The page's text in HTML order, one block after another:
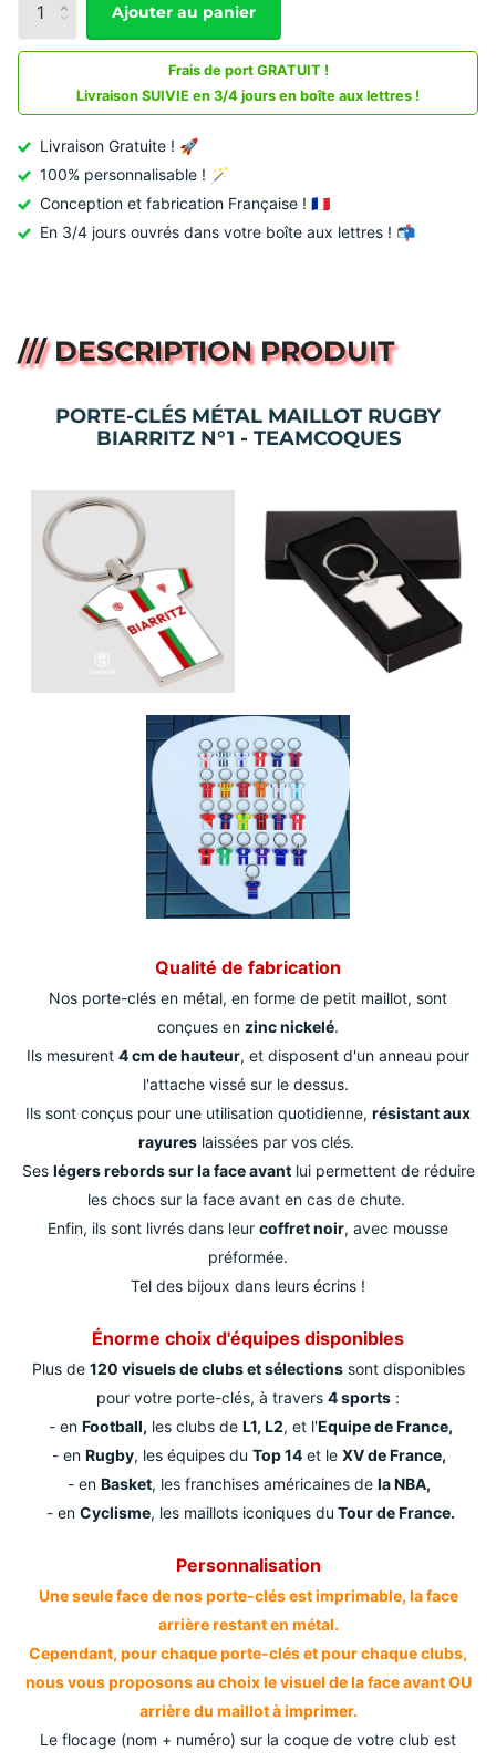
Ajouter au panier
Frais de port GRATUIT !
Livraison SUIVIE en 3/4 jours en boîte aux lettres !
Livraison Gratuite ! 🚀
100% personnalisable ! 🪄
Conception et fabrication Française ! 🇫🇷
En 3/4 jours ouvrés dans votre boîte aux lettres ! 📬
/// DESCRIPTION PRODUIT
PORTE-CLÉS MÉTAL MAILLOT RUGBY
BIARRITZ N°1 - TEAMCOQUES
Qualité de fabrication
Nos porte-clés en métal, en forme de petit maillot, sont
conçues en zinc nickelé.
Ils mesurent 4 cm de hauteur, et disposent d'un anneau pour
l'attache vissé sur le dessus.
Ils sont conçus pour une utilisation quotidienne, résistant aux
rayureslaissées par vos clés.
Ses légers rebords sur la face avantlui permettent de réduire
les chocs sur la face avant en cas de chute.
Enfin, ils sont livrés dans leur coffret noir, avec mousse
préformée.
Tel des bijoux dans leurs écrins !
Énorme choix d'équipes disponibles
Plus de 120 visuels de clubs et sélectionssont disponibles
pour votre porte-clés, à travers 4 sports :
- en Football, les clubs de L1, L2, et l'Equipe de France,
- en Rugby, les équipes du Top 14et le XV de France,
- en Basket, les franchises américaines de la NBA,
- en Cyclisme, les maillots iconiques du Tour de France.
Personnalisation
Une seule face de nos porte-clés est imprimable, la face
arrière restant en métal.
Cependant, pour chaque porte-clés et pour chaque clubs,
nous vous proposons au choix le visuel de la face avant OU
arrière du maillot à imprimer.
Le flocage (nom + numéro) sur la coque de votre club est